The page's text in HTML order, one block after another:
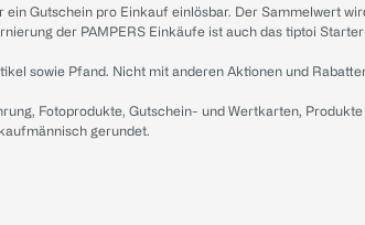
Gutschein pro Einkauf einlösbar. Der Sammelwert
der PAMPERS Einkäufe ist auch das tiptoi
sowie Pfand. Nicht mit anderen Aktionen und
Fotoprodukte, Gutschein- und Wertkarten,
gerundet.